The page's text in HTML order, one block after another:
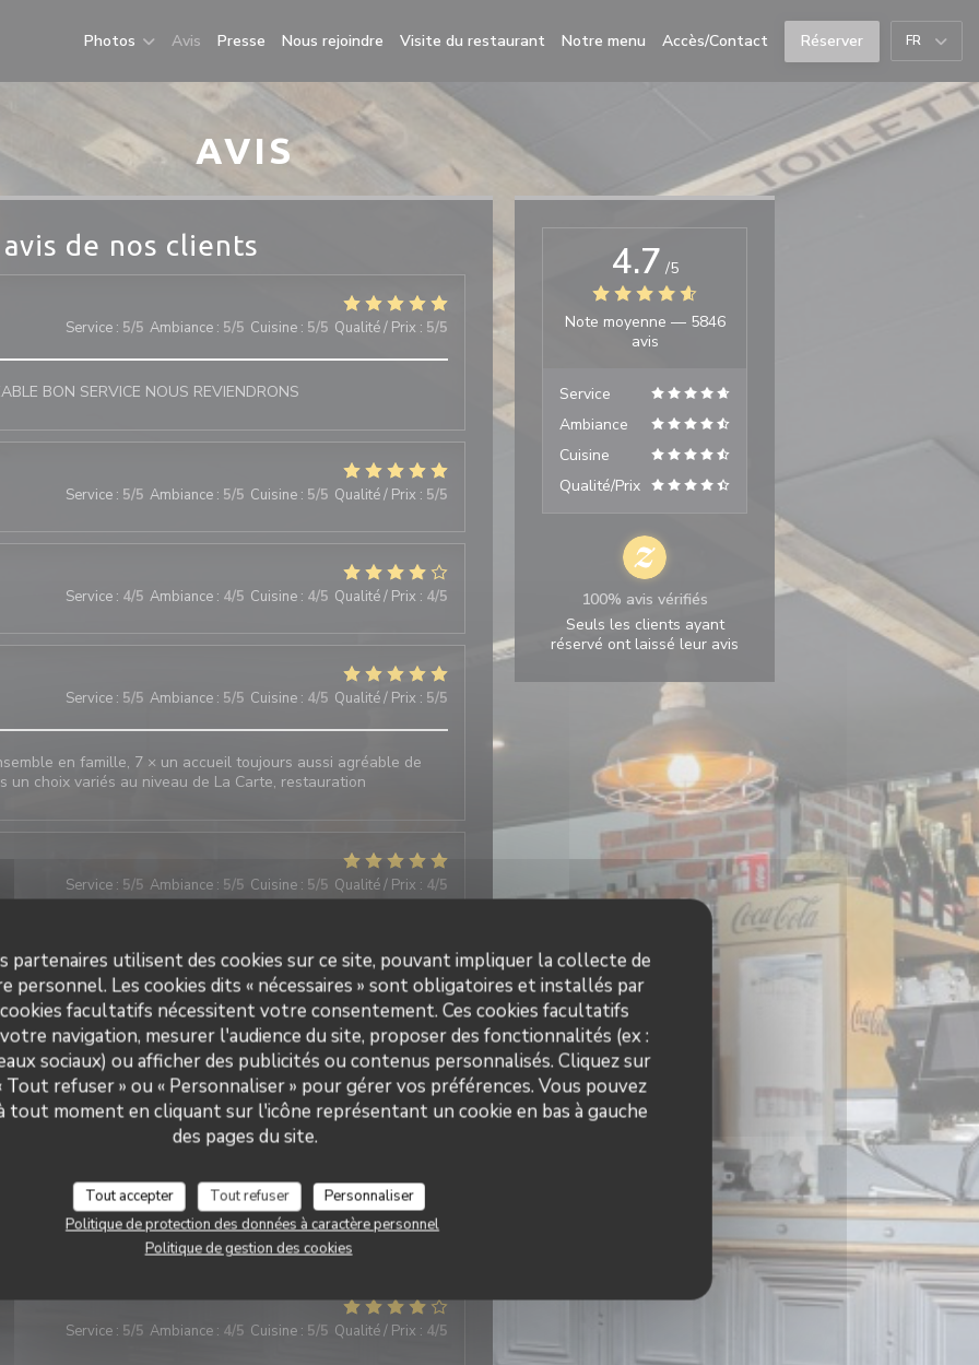
partenaires utilisent des cookies sur ce site, pouvant impliquer la collecte de
personnel. Les cookies dits « nécessaires » sont obligatoires et installés par
facultatifs nécessitent votre consentement. Ces cookies facultatifs
navigation, mesurer l'audience du site, proposer des fonctionnalités (ex :
sociaux) ou afficher des publicités ou contenus personnalisés. Cliquez sur
Tout refuser » ou « Personnaliser » pour gérer vos préférences. Vous pouvez
tout moment en cliquant sur l'icône représentant un cookie en bas à gauche
des pages du site.
Tout accepter Tout refuser
Personnaliser
Politique de protection des données à caractère personnel
Politique de gestion des cookies
Photos Avis Presse Nous rejoindre Visite du restaurant ((ouvre une nouvelle fenêtre))
Notre menu ((ouvre une nouvelle fenêtre))
Accès/Contact Réserver FR
AVIS
avis de nos clients
Service : 5/5 Ambiance : 5/5 Cuisine : 5/5 Qualité / Prix : 5/5
BON SERVICE NOUS REVIENDRONS
Service : 5/5 Ambiance : 5/5 Cuisine : 5/5 Qualité / Prix : 5/5
Service : 4/5 Ambiance : 4/5 Cuisine : 4/5 Qualité / Prix : 4/5
Service : 5/5 Ambiance : 5/5 Cuisine : 4/5 Qualité / Prix : 5/5
en famille, 7 × un accueil toujours aussi agréable de
un choix variés au niveau de La Carte, restauration
Service : 5/5 Ambiance : 5/5 Cuisine : 5/5 Qualité / Prix : 4/5
Cuisine de bonne qualité
revoir, la direction
Service:5/5 Ambiance: 5/5 Cuisine:5 /5 Qualité / Prix:5/5
revoir, la direction
Service : 5/5 Ambiance : 4/5 Cuisine : 5/5 Qualité / Prix : 4/5
4.7 /5
Note moyenne — 5846
avis
Service
Ambiance
Cuisine
Qualité/Prix
100% avis vérifiés
Seuls les clients ayant
réservé ont laissé leur avis